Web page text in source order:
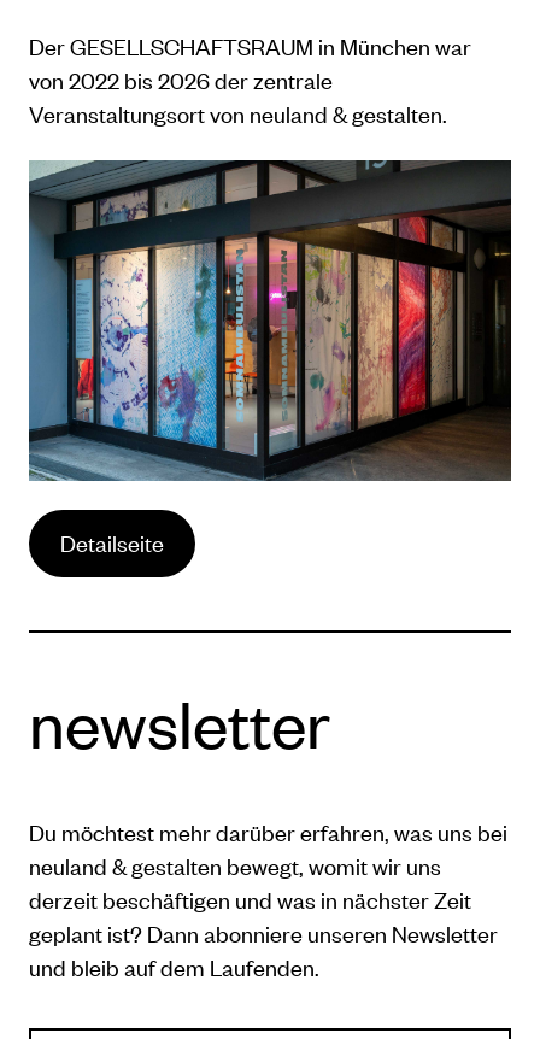
Der GESELLSCHAFTSRAUM in München war
von 2022 bis 2026 der zentrale
Veranstaltungsort von neuland & gestalten.
Detailseite
newsletter
Du möchtest mehr darüber erfahren, was uns bei
neuland & gestalten bewegt, womit wir uns
derzeit beschäftigen und was in nächster Zeit
geplant ist? Dann abonniere unseren Newsletter
und bleib auf dem Laufenden.